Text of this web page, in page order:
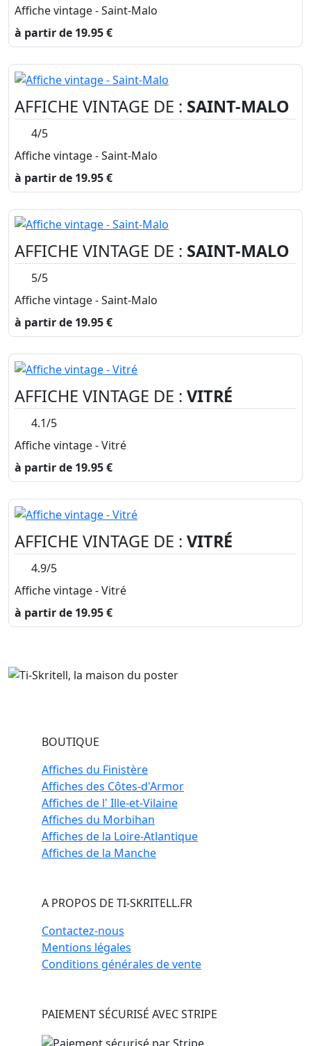
Affiche vintage - Saint-Malo
à partir de 19.95 €
AFFICHE VINTAGE DE : SAINT-MALO
4/5
Affiche vintage - Saint-Malo
à partir de 19.95 €
AFFICHE VINTAGE DE : SAINT-MALO
5/5
Affiche vintage - Saint-Malo
à partir de 19.95 €
AFFICHE VINTAGE DE : VITRÉ
4.1/5
Affiche vintage - Vitré
à partir de 19.95 €
AFFICHE VINTAGE DE : VITRÉ
4.9/5
Affiche vintage - Vitré
à partir de 19.95 €
BOUTIQUE
Affiches du Finistère
Affiches des Côtes-d'Armor
Affiches de l' Ille-et-Vilaine
Affiches du Morbihan
Affiches de la Loire-Atlantique
Affiches de la Manche
A PROPOS DE TI-SKRITELL.FR
Contactez-nous
Mentions légales
Conditions générales de vente
PAIEMENT SÉCURISÉ AVEC STRIPE